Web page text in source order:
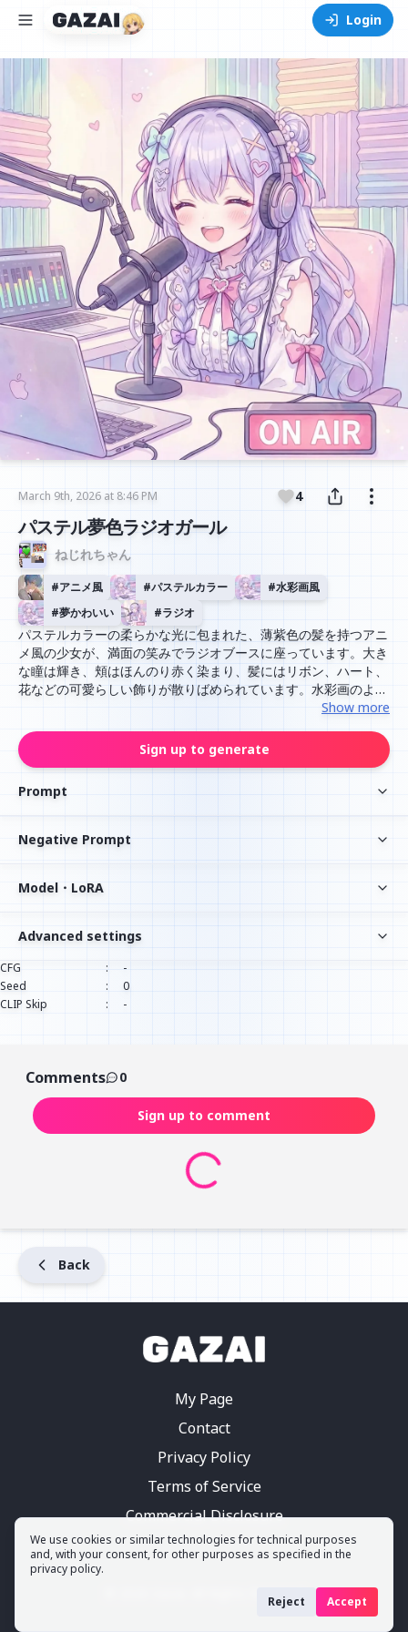
Login
March 9th, 2026 at 8:46 PM 4
パステル夢色ラジオガール
ねじれちゃん
#アニメ風 #パステルカラー #水彩画風
#夢かわいい #ラジオ
パステルカラーの柔らかな光に包まれた、薄紫色の髪を持つアニ
メ風の少女が、満面の笑みでラジオブースに座っています。大き
な瞳は輝き、頬はほんのり赤く染まり、髪にはリボン、ハート、
花などの可愛らしい飾りが散りばめられています。水彩画のよう
な淡い色合いと繊細な線画が特徴で、全体的に可愛らしく夢のよ
Show more
Sign up to generate
Prompt
Negative Prompt
Model・LoRA
Advanced settings
CFG :
-
Seed
:
0
CLIP Skip
: -
Comments 0
Sign up to comment
Back
My Page
Contact
Privacy Policy
Terms of Service
Commercial Disclosure
All Rights Reserved
We use cookies or similar technologies for technical purposes
and, with your consent, for other purposes as specified in the
privacy policy.
Reject Accept